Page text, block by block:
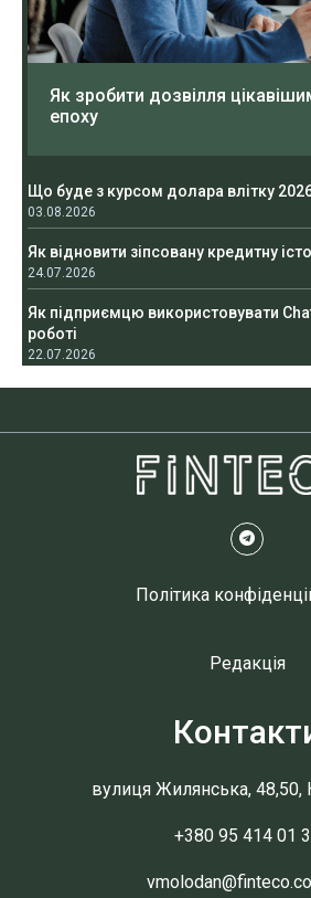
Як зробити дозвілля
епоху
Що буде з курсом долара влітку
03.08.2026
Як відновити зіпсовану кредитну
24.07.2026
Як підприємцю використовувати
роботі
22.07.2026
Політика
Редакція
вулиця Жилянська, 48,50,
+380 95 414 01